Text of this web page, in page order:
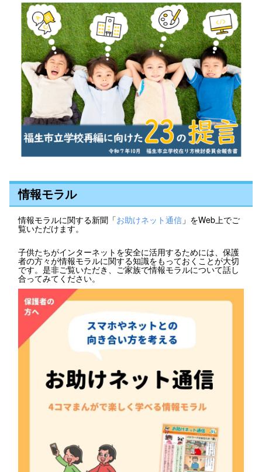
情報モラル
情報モラルに関する新聞「お助けネット通信 」をWeb上でご
覧いただけます。
子供たちがインターネットを安全に活用するためには、保護
者の方々が情報モラルに関する知識をもっておくことが大切
です。是非ご覧いただき、ご家族で情報モラルについて話し
合ってみてください。